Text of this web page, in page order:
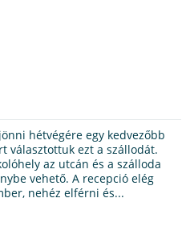
hétvégére egy kedvezőbb
választottuk ezt a szállodát.
az utcán és a szálloda
vehető. A recepció elég
nehéz elférni és...